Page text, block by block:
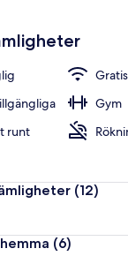
Gym
runt
(12)
(6)